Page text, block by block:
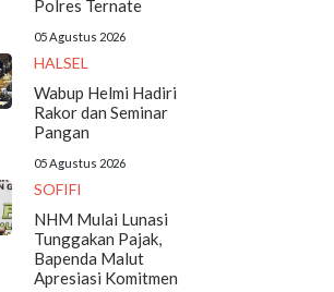
Polres Ternate
05 Agustus 2026
HALSEL
Wabup Helmi Hadiri
Rakor dan Seminar
Pangan
05 Agustus 2026
SOFIFI
NHM Mulai Lunasi
Tunggakan Pajak,
Bapenda Malut
Apresiasi Komitmen